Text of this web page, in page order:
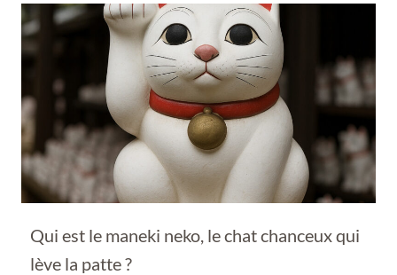
Qui est le maneki neko, le chat chanceux qui
lève la patte ?